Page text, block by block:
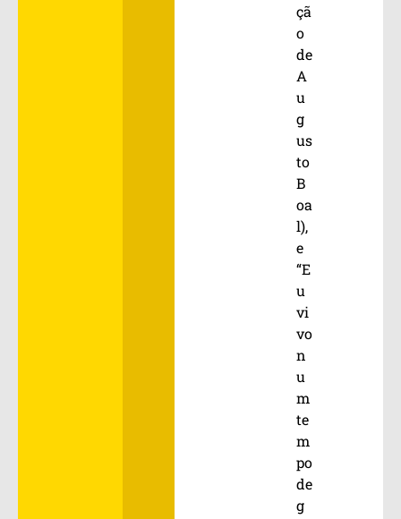
çã
o
de
A
u
g
us
to
B
oa
l),
e
“E
u
vi
vo
n
u
m
te
m
po
de
g